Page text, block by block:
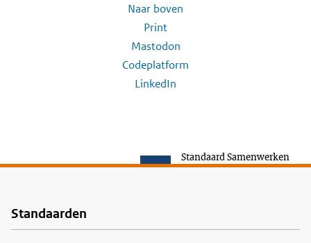
Naar boven
Print
Mastodon
Codeplatform
LinkedIn
Standaard Samenwerken
Voet
Standaarden